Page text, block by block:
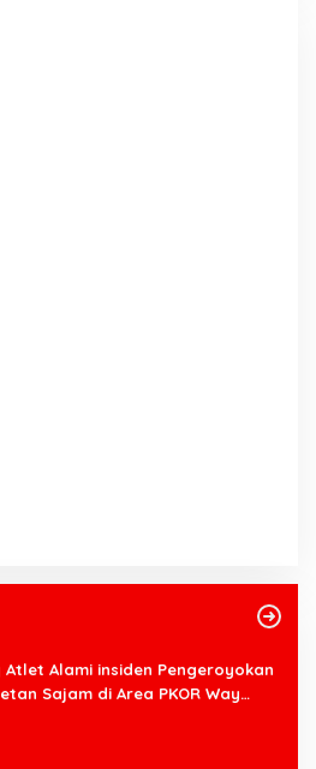
Atlet Alami insiden Pengeroyokan
Sajam di Area PKOR Way